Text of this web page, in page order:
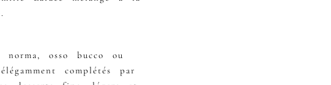
osso bucco ou
complétés par